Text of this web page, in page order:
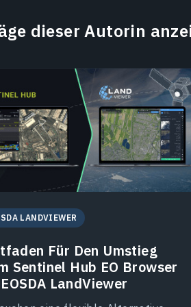
dieser Autorin
LANDVIEWER
Für Den Umstieg
Sentinel Hub EO Browser
LandViewer